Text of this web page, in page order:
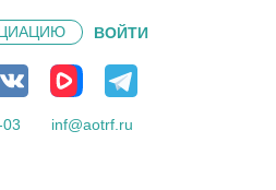
ВОЙТИ
inf@aotrf.ru